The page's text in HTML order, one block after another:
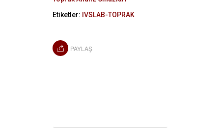
Etiketler: IVSLAB-TOPRAK
PAYLAŞ